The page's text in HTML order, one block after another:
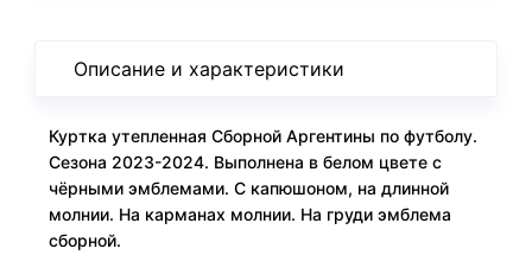
Описание и характеристики
Куртка утепленная Сборной Аргентины по футболу.
Сезона 2023-2024. Выполнена в белом цвете с
чёрными эмблемами. С капюшоном, на длинной
молнии. На карманах молнии. На груди эмблема
сборной.